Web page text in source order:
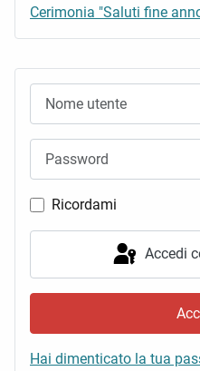
Ricordami
Accedi
Hai dimenticato la tua
Cerimonia "Saluti fine